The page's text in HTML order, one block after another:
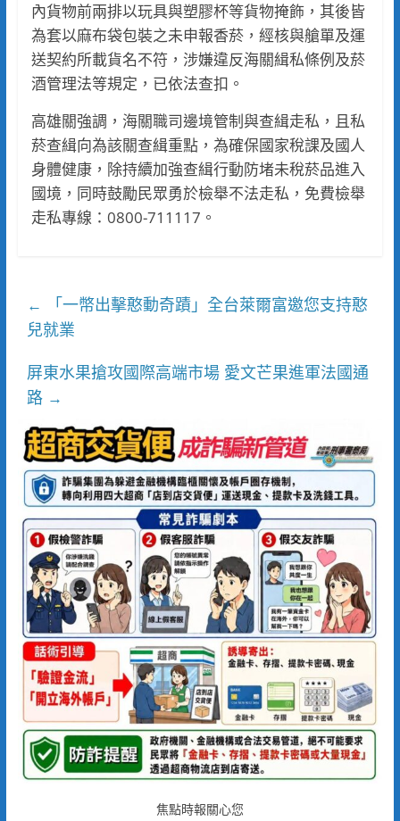
內貨物前兩排以玩具與塑膠杯等貨物掩飾，其後皆
為套以麻布袋包裝之未申報香菸，經核與艙單及運
送契約所載貨名不符，涉嫌違反海關緝私條例及菸
酒管理法等規定，已依法查扣。
高雄關強調，海關職司邊境管制與查緝走私，且私
菸查緝向為該關查緝重點，為確保國家稅課及國人
身體健康，除持續加強查緝行動防堵未稅菸品進入
國境，同時鼓勵民眾勇於檢舉不法走私，免費檢舉
走私專線：0800-711117。
←
「一幣出擊憨動奇蹟」全台萊爾富邀您支持憨
兒就業
屏東水果搶攻國際高端市場 愛文芒果進軍法國通
路 →
焦點時報關心您